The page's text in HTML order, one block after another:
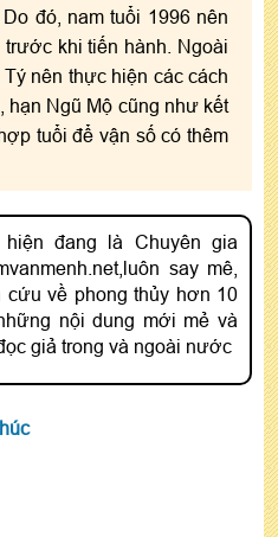
đó, nam tuổi 1996 nên
khi tiến hành. Ngoài
nên thực hiện các cách
hạn Ngũ Mộ cũng như kết
tuổi để vận số có thêm
đang là Chuyên gia
say mê,
cứu về phong thủy hơn 10
nội dung mới mẻ và
giả trong và ngoài nước